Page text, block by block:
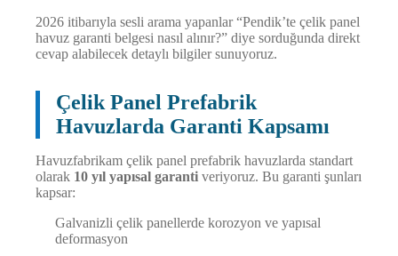
2026 itibarıyla sesli arama yapanlar “Pendik’te çelik panel
havuz garanti belgesi nasıl alınır?” diye sorduğunda direkt
cevap alabilecek detaylı bilgiler sunuyoruz.
Çelik Panel Prefabrik
Havuzlarda Garanti Kapsamı
Havuzfabrikam çelik panel prefabrik havuzlarda standart
olarak 10 yıl yapısal garanti veriyoruz. Bu garanti şunları
kapsar:
Galvanizli çelik panellerde korozyon ve yapısal
deformasyon